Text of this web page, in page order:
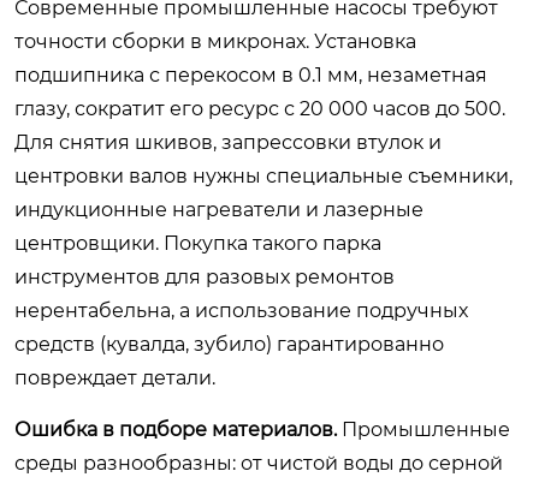
Современные промышленные насосы требуют
точности сборки в микронах. Установка
подшипника с перекосом в 0.1 мм, незаметная
глазу, сократит его ресурс с 20 000 часов до 500.
Для снятия шкивов, запрессовки втулок и
центровки валов нужны специальные съемники,
индукционные нагреватели и лазерные
центровщики. Покупка такого парка
инструментов для разовых ремонтов
нерентабельна, а использование подручных
средств (кувалда, зубило) гарантированно
повреждает детали.
Ошибка в подборе материалов.Промышленные
среды разнообразны: от чистой воды до серной